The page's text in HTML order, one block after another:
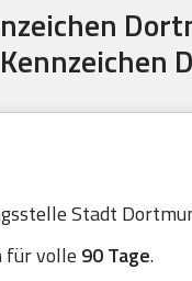
Stadt
für volle 90 Tage.